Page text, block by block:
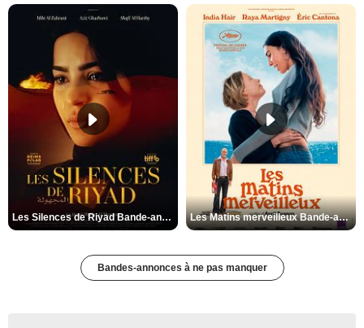
Les Silences de Riyad Bande-annonce VO STFR Les Matins merveilleux Bande-annonce VF
Bandes-annonces à ne pas manquer